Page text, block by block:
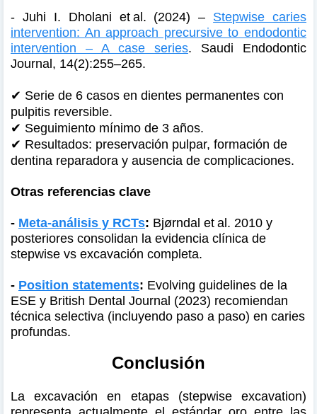
- Juhi I. Dholani et al. (2024) – Stepwise caries
intervention: An approach precursive to endodontic
intervention – A case series. Saudi Endodontic
Journal, 14(2):255–265.
✔ Serie de 6 casos en dientes permanentes con
pulpitis reversible.
✔ Seguimiento mínimo de 3 años.
✔ Resultados: preservación pulpar, formación de
dentina reparadora y ausencia de complicaciones.
Otras referencias clave
- Meta-análisis y RCTs: Bjørndal et al. 2010 y
posteriores consolidan la evidencia clínica de
stepwise vs excavación completa.
- Position statements: Evolving guidelines de la
ESE y British Dental Journal (2023) recomiendan
técnica selectiva (incluyendo paso a paso) en caries
profundas.
Conclusión
La excavación en etapas (stepwise excavation)